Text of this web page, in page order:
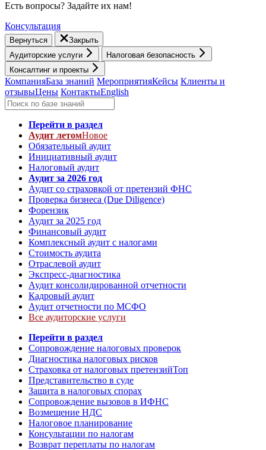
Есть вопросы? Задайте их нам!
Консультация
Вернуться
Закрыть
Аудиторские услуги
Налоговая безопасность
Консалтинг и проекты
КомпанияБаза знаний МероприятияКейсы Клиенты и
отзывыЦены КонтактыEnglish
Перейти в раздел
Аудит летомНовое
Обязательный аудит
Инициативный аудит
Налоговый аудит
Аудит за 2026 год
Аудит со страховкой от претензий ФНС
Проверка бизнеса (Due Diligence)
Форензик
Аудит за 2025 год
Финансовый аудит
Комплексный аудит с налогами
Стоимость аудита
Отраслевой аудит
Экспресс-диагностика
Аудит консолидированной отчетности
Кадровый аудит
Аудит отчетности по МСФО
Все аудиторские услуги
Перейти в раздел
Сопровождение налоговых проверок
Диагностика налоговых рисков
Страховка от налоговых претензийТоп
Представительство в суде
Защита в налоговых спорах
Сопровождение вызовов в ИФНС
Возмещение НДС
Налоговое планирование
Консультации по налогам
Возврат переплаты по налогам